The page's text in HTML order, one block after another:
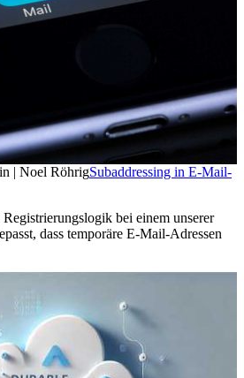
| Noel RöhrigSubaddressing in E-Mail-
bei einem unserer
dass temporäre E-Mail-Adressen